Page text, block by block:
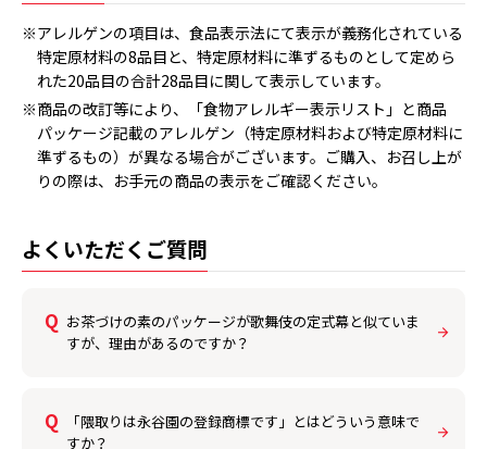
※アレルゲンの項目は、食品表示法にて表示が義務化されている
特定原材料の8品目と、特定原材料に準ずるものとして定めら
れた20品目の合計28品目に関して表示しています。
※商品の改訂等により、「食物アレルギー表示リスト」と商品
パッケージ記載のアレルゲン（特定原材料および特定原材料に
準ずるもの）が異なる場合がございます。ご購入、お召し上が
りの際は、お手元の商品の表示をご確認ください。
よくいただくご質問
お茶づけの素のパッケージが歌舞伎の定式幕と似ていま
すが、理由があるのですか？
「隈取りは永谷園の登録商標です」とはどういう意味で
すか？